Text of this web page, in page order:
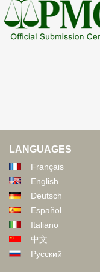
LANGUAGES
Français
English
Deutsch
Español
Italiano
中文
Русский